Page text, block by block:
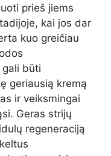
prieš jiems
kai jos dar
kuo greičiau
gali būti
geriausią kremą
ir veiksmingai
Geras strijų
regeneraciją